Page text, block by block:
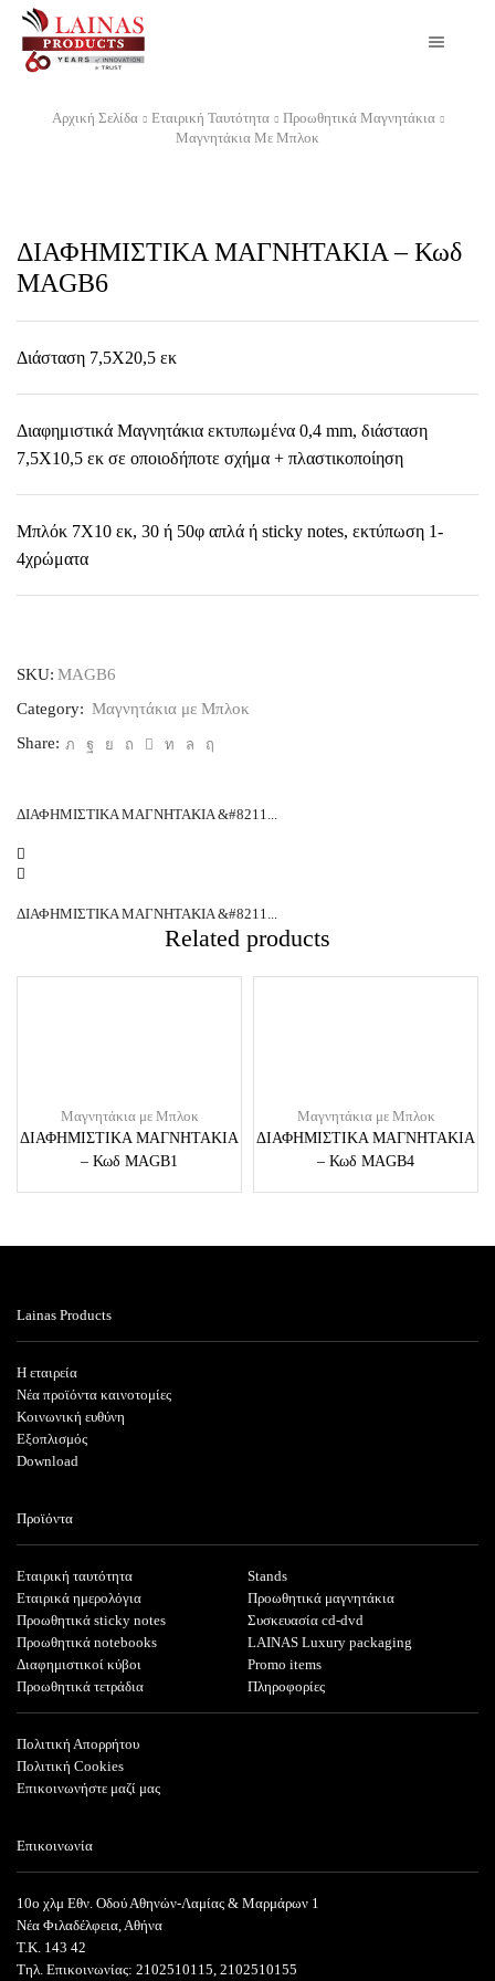
Αρχική Σελίδα Εταιρική Ταυτότητα
Προωθητικά Μαγνητάκια
Μαγνητάκια Με Μπλοκ
ΔΙΑΦΗΜΙΣΤΙΚΑ ΜΑΓΝΗΤΑΚΙΑ – Κωδ
MAGB6
Διάσταση 7,5Χ20,5 εκ
Διαφημιστικά Μαγνητάκια εκτυπωμένα 0,4 mm, διάσταση
7,5Χ10,5 εκ σε οποιοδήποτε σχήμα + πλαστικοποίηση
Μπλόκ 7X10 εκ, 30 ή 50φ απλά ή sticky notes, εκτύπωση 1-
4χρώματα
SKU: MAGB6
Category: Μαγνητάκια με Μπλοκ
Share:
ΔΙΑΦΗΜΙΣΤΙΚΑ ΜΑΓΝΗΤΑΚΙΑ &#8211...
ΔΙΑΦΗΜΙΣΤΙΚΑ ΜΑΓΝΗΤΑΚΙΑ &#8211...
Related products
Μαγνητάκια με Μπλοκ
ΔΙΑΦΗΜΙΣΤΙΚΑ ΜΑΓΝΗΤΑΚΙΑ
– Κωδ MAGB1
Μαγνητάκια με Μπλοκ
ΔΙΑΦΗΜΙΣΤΙΚΑ ΜΑΓΝΗΤΑΚΙΑ
– Κωδ MAGB4
Lainas Products
Η εταιρεία
Νέα προϊόντα καινοτομίες
Κοινωνική ευθύνη
Εξοπλισμός
Download
Προϊόντα
Εταιρική ταυτότητα
Εταιρικά ημερολόγια
Προωθητικά sticky notes
Προωθητικά notebooks
Διαφημιστικοί κύβοι
Προωθητικά τετράδια
Stands
Προωθητικά μαγνητάκια
Συσκευασία cd-dvd
LAINAS Luxury packaging
Promo items
Πληροφορίες
Πολιτική Απορρήτου
Πολιτική Cookies
Επικοινωνήστε μαζί μας
Επικοινωνία
10ο χλμ Εθν. Οδού Αθηνών-Λαμίας & Μαρμάρων 1
Νέα Φιλαδέλφεια, Αθήνα
T.K. 143 42
Τηλ. Επικοινωνίας: 2102510115, 2102510155